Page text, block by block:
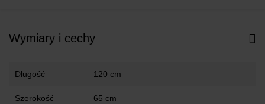
Wymiary i cechy
Długość 120 cm
Szerokość 65 cm